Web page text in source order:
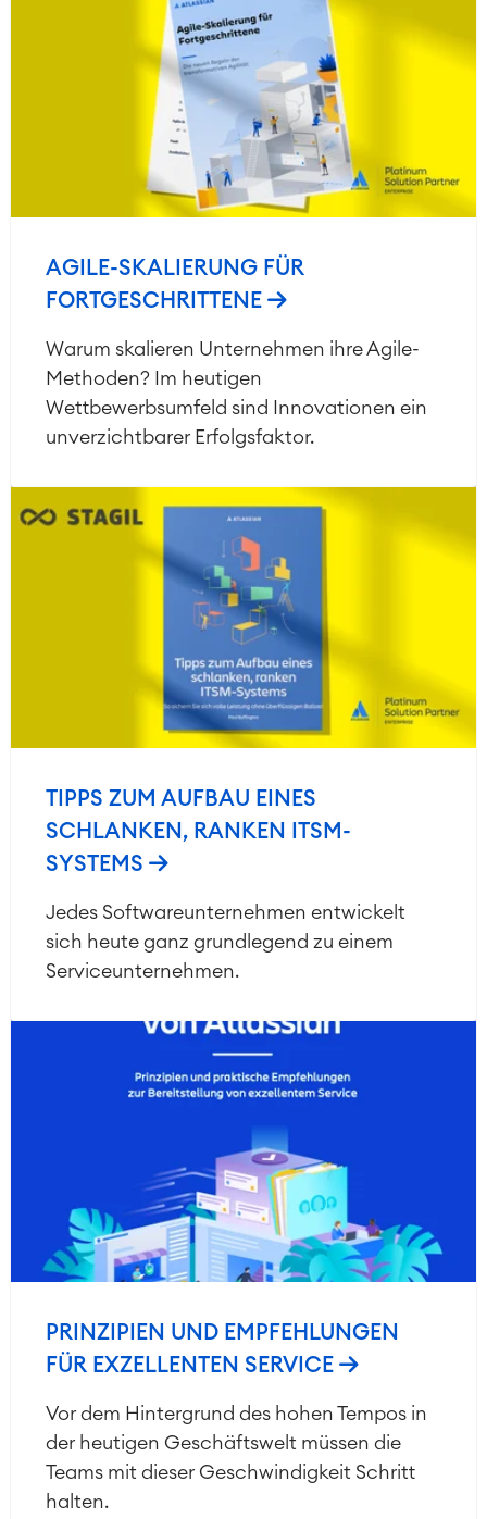
AGILE-SKALIERUNG FÜR
FORTGESCHRITTENE
Warum skalieren Unternehmen ihre Agile-
Methoden? Im heutigen
Wettbewerbsumfeld sind Innovationen ein
unverzichtbarer Erfolgsfaktor.
TIPPS ZUM AUFBAU EINES
SCHLANKEN, RANKEN ITSM-
SYSTEMS
Jedes Softwareunternehmen entwickelt
sich heute ganz grundlegend zu einem
Serviceunternehmen.
PRINZIPIEN UND EMPFEHLUNGEN
FÜR EXZELLENTEN SERVICE
Vor dem Hintergrund des hohen Tempos in
der heutigen Geschäftswelt müssen die
Teams mit dieser Geschwindigkeit Schritt
halten.